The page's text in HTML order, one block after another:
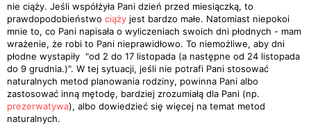
nie ciąży. Jeśli współżyła Pani dzień przed miesiączką, to
prawdopodobieństwo ciąży jest bardzo małe. Natomiast niepokoi
mnie to, co Pani napisała o wyliczeniach swoich dni płodnych - mam
wrażenie, że robi to Pani nieprawidłowo. To niemożliwe, aby dni
płodne wystapiły "od 2 do 17 listopada (a następne od 24 listopada
do 9 grudnia.)". W tej sytuacji, jeśli nie potrafi Pani stosować
naturalnych metod planowania rodziny, powinna Pani albo
zastosować inną mętodę, bardziej zrozumiałą dla Pani (np.
prezerwatywa), albo dowiedzieć się więcej na temat metod
naturalnych.